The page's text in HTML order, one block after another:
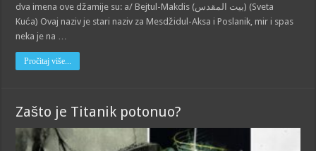
dva imena ove džamije su: a/ Bejtul-Makdis (بيت المقدس) (Sveta
Kuća) Ovaj naziv je stari naziv za Mesdžidul-Aksa i Poslanik, mir i spas
neka je na …
Pročitaj više...
Zašto je Titanik potonuo?